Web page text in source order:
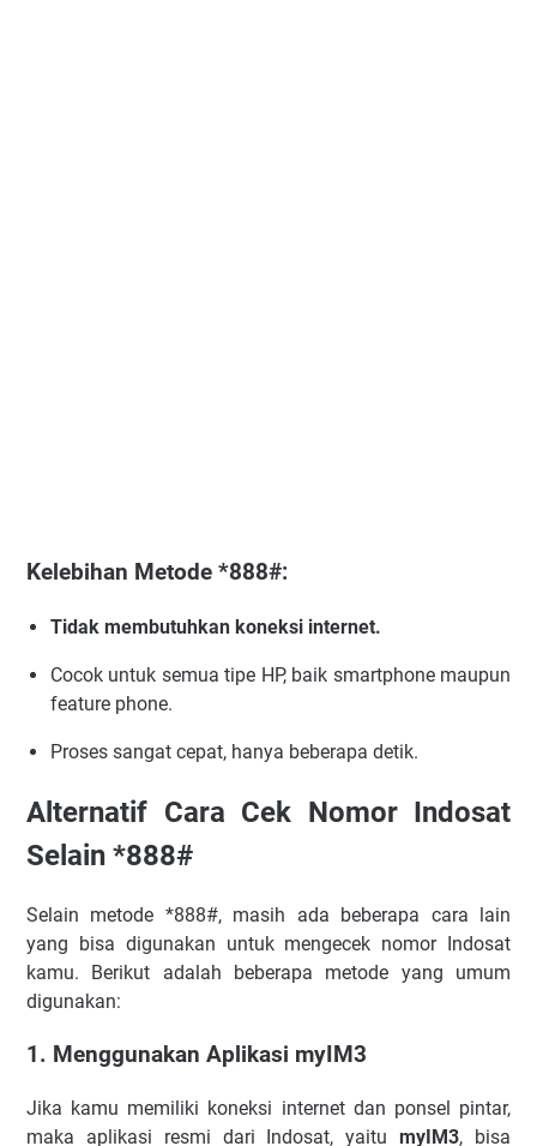
Kelebihan Metode *888#:
Tidak membutuhkan koneksi internet.
Cocok untuk semua tipe HP, baik smartphone maupun
feature phone.
Proses sangat cepat, hanya beberapa detik.
Alternatif Cara Cek Nomor Indosat
Selain *888#
Selain metode *888#, masih ada beberapa cara lain
yang bisa digunakan untuk mengecek nomor Indosat
kamu. Berikut adalah beberapa metode yang umum
digunakan:
1. Menggunakan Aplikasi myIM3
Jika kamu memiliki koneksi internet dan ponsel pintar,
maka aplikasi resmi dari Indosat, yaitumyIM3, bisa